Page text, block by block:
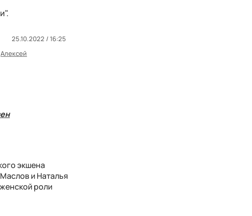
25.10.2022 / 16:25
Алексей
экшена
и Наталья
роли